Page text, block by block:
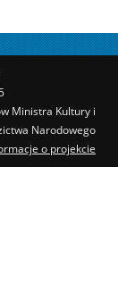
Ministra Kultury i
Narodowego
o projekcie